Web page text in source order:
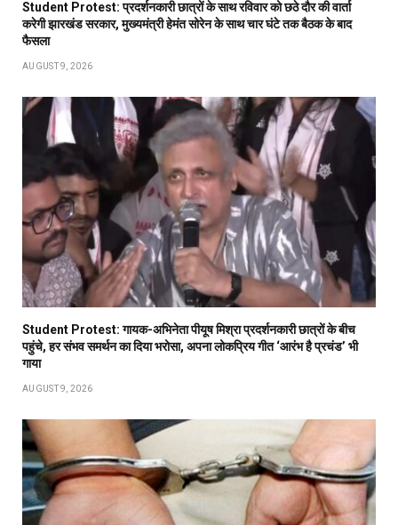
Student Protest: प्रदर्शनकारी छात्रों के साथ रविवार को छठे दौर की वार्ता
करेगी झारखंड सरकार, मुख्यमंत्री हेमंत सोरेन के साथ चार घंटे तक बैठक के बाद
फैसला
AUGUST 9, 2026
Student Protest: गायक-अभिनेता पीयूष मिश्रा प्रदर्शनकारी छात्रों के बीच
पहुंचे, हर संभव समर्थन का दिया भरोसा, अपना लोकप्रिय गीत ‘आरंभ है प्रचंड’ भी
गाया
AUGUST 9, 2026